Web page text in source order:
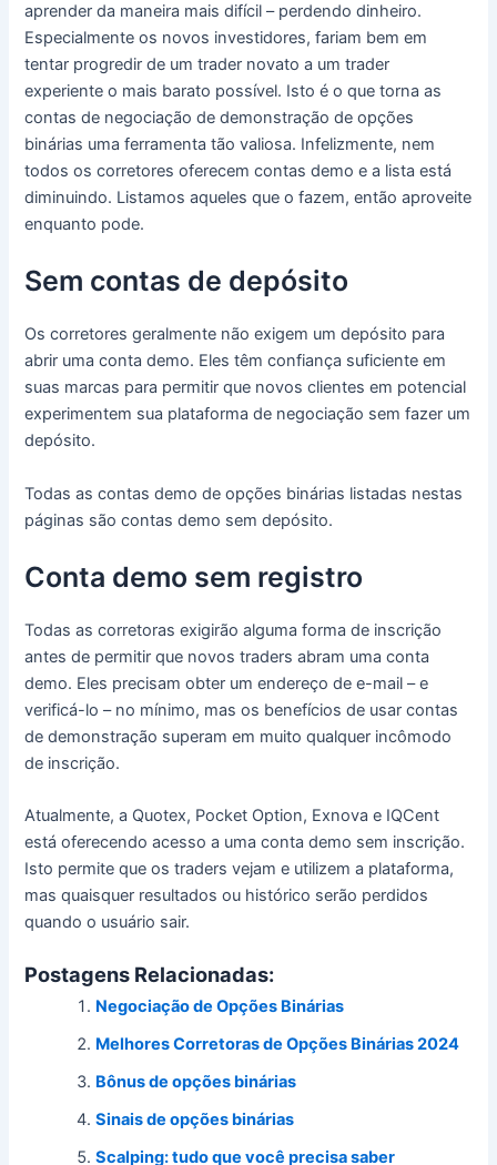
aprender da maneira mais difícil – perdendo dinheiro.
Especialmente os novos investidores, fariam bem em
tentar progredir de um trader novato a um trader
experiente o mais barato possível. Isto é o que torna as
contas de negociação de demonstração de opções
binárias uma ferramenta tão valiosa. Infelizmente, nem
todos os corretores oferecem contas demo e a lista está
diminuindo. Listamos aqueles que o fazem, então aproveite
enquanto pode.
Sem contas de depósito
Os corretores geralmente não exigem um depósito para
abrir uma conta demo. Eles têm confiança suficiente em
suas marcas para permitir que novos clientes em potencial
experimentem sua plataforma de negociação sem fazer um
depósito.
Todas as contas demo de opções binárias listadas nestas
páginas são contas demo sem depósito.
Conta demo sem registro
Todas as corretoras exigirão alguma forma de inscrição
antes de permitir que novos traders abram uma conta
demo. Eles precisam obter um endereço de e-mail – e
verificá-lo – no mínimo, mas os benefícios de usar contas
de demonstração superam em muito qualquer incômodo
de inscrição.
Atualmente, a Quotex, Pocket Option, Exnova e IQCent
está oferecendo acesso a uma conta demo sem inscrição.
Isto permite que os traders vejam e utilizem a plataforma,
mas quaisquer resultados ou histórico serão perdidos
quando o usuário sair.
Postagens Relacionadas:
Negociação de Opções Binárias
Melhores Corretoras de Opções Binárias 2024
Bônus de opções binárias
Sinais de opções binárias
Scalping: tudo que você precisa saber